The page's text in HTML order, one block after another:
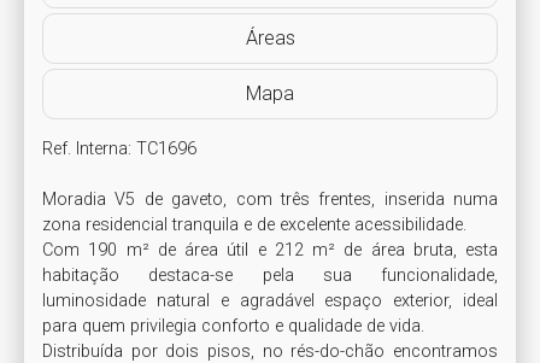
Áreas
Mapa
Ref. Interna: TC1696
Moradia V5 de gaveto, com três frentes, inserida numa
zona residencial tranquila e de excelente acessibilidade.
Com 190 m² de área útil e 212 m² de área bruta, esta
habitação destaca-se pela sua funcionalidade,
luminosidade natural e agradável espaço exterior, ideal
para quem privilegia conforto e qualidade de vida.
Distribuída por dois pisos, no rés-do-chão encontramos